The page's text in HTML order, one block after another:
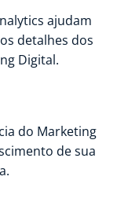
ajudam
detalhes dos
Digital.
do Marketing
de sua